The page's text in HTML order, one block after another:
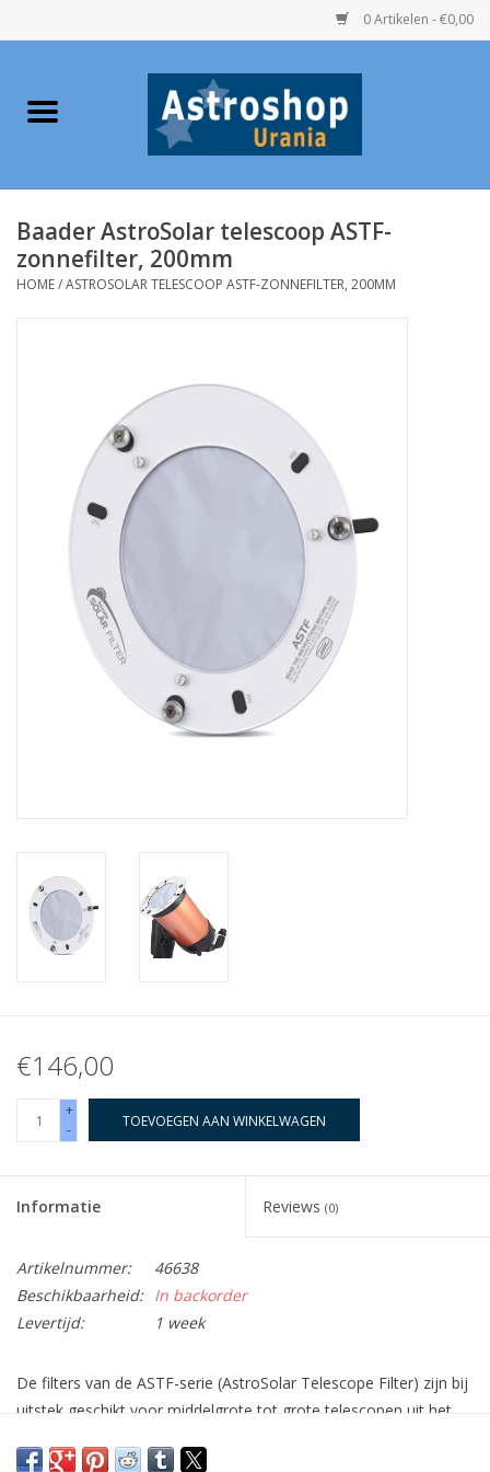
0 Artikelen - €0,00
Home
Telescopen
Accessoires
Urania / Eclipsbrillen
Speelgoed
Globes / Gadgets
Weerstations
Aanbiedingen
Cadeaubonnen
Baader AstroSolar telescoop ASTF-
zonnefilter, 200mm
HOME/ASTROSOLAR TELESCOOP ASTF-ZONNEFILTER, 200MM
€146,00
+
-
TOEVOEGEN AAN WINKELWAGEN
Informatie Reviews (0)
Artikelnummer:
46638
Beschikbaarheid: In backorder
Levertijd:
1 week
De filters van de ASTF-serie (AstroSolar Telescope Filter) zijn bij
uitstek geschikt voor middelgrote tot grote telescopen uit het
filter!